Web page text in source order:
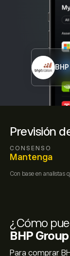
Previsión
CONSENSO
Mantenga
Con base en analistas
¿Cómo
BHP
Para comprar